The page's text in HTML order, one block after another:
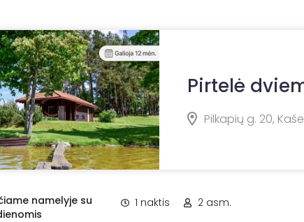
Pirtelė
Pilkapių g. 20,
namelyje su
1 naktis 2 asm.